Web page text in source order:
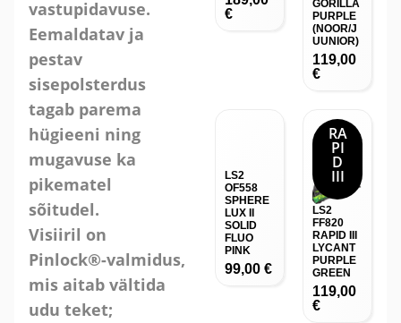
vastupidavuse.
Eemaldatav ja
pestav
sisepolsterdus
tagab parema
hügieeni ning
mugavuse ka
pikematel
sõitudel.
Visiiril on
Pinlock®-valmidus,
mis aitab vältida
udu teket;
€
GORILLA
PURPLE
(NOOR/J
UUNIOR)
119,00
€
LS2
OF558
SPHERE
LUX II
SOLID
FLUO
PINK
99,00 €
RA
PI
D
III
LS2
FF820
RAPID III
LYCANT
PURPLE
GREEN
119,00
€